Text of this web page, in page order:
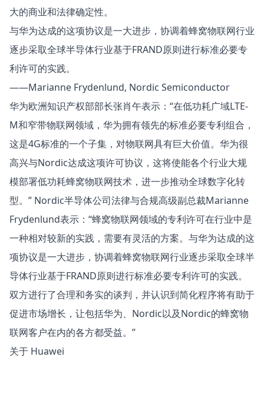
大的商业和法律确定性。
与华为达成的这项协议是一大进步，协调着蜂窝物联网行业
逐步采取全球半导体行业基于FRAND原则进行标准必要专
利许可的实践。
——Marianne Frydenlund, Nordic Semiconductor
华为欧洲知识产权部部长张肖午表示：“在低功耗广域LTE-
M和窄带物联网领域，华为拥有领先的标准必要专利组合，
这是4G标准的一个子集，对物联网具有巨大价值。华为很
高兴与Nordic达成这项许可协议，这将使能各个行业大规
模部署低功耗蜂窝物联网技术，进一步推动全球数字化转
型。” Nordic半导体公司法律与合规高级副总裁Marianne
Frydenlund表示：“蜂窝物联网领域的专利许可在行业中是
一种相对较新的实践，需要有灵活的方案。与华为达成的这
项协议是一大进步，协调着蜂窝物联网行业逐步采取全球半
导体行业基于FRAND原则进行标准必要专利许可的实践。
双方进行了合理和务实的谈判，并认识到简化程序将有助于
促进市场增长，让包括华为、Nordic以及Nordic的蜂窝物
联网客户在内的各方都受益。”
关于 Huawei